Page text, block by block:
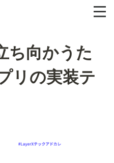
ち向かうた
リの実装テ